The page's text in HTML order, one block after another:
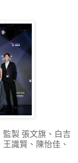
監製 張文旗、白吉
識賢、陳怡佳、